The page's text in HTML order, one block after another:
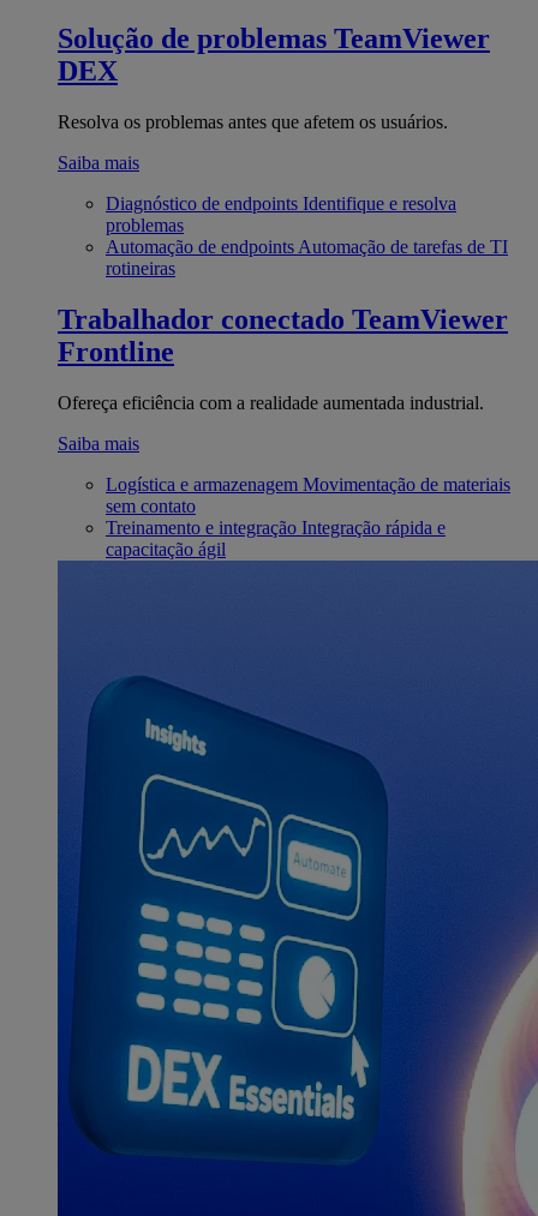
Solução de problemas TeamViewer
DEX
Resolva os problemas antes que afetem os usuários.
Saiba mais
Diagnóstico de endpoints Identifique e resolva
problemas
Automação de endpoints Automação de tarefas de TI
rotineiras
Trabalhador conectado TeamViewer
Frontline
Ofereça eficiência com a realidade aumentada industrial.
Saiba mais
Logística e armazenagem Movimentação de materiais
sem contato
Treinamento e integração Integração rápida e
capacitação ágil